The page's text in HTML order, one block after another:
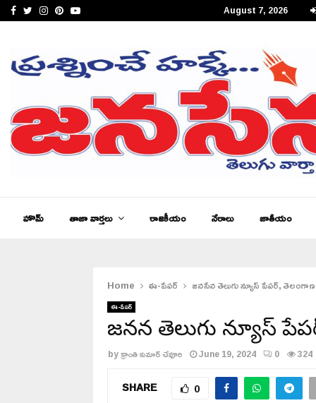
Facebook
Twitter
Instagram
Pinterest
Youtube August 7, 2026
జనసేన తెలుగు న్యూస్ ఆంధ్రప్రదేశ్ ఈ – పేపర్,…
హొమ్ తాజా వార్తలు రాజకీయం నేరాలు జాతీయం
Home ఈ-పేపర్ జనసేన తెలుగు న్యూస్ పేపర్,
ఈ-పేపర్
జనసేన తెలుగు న్యూస్
byక్రాంతి కుమార్ చేవూరి June 19, 2024 0 324
SHARE 0